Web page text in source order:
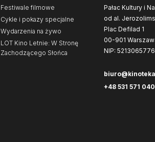
Festiwale filmowe
Cykle i pokazy specjalne
Wydarzenia na żywo
LOT Kino Letnie: W Stronę
Zachodzącego Słońca
Pałac Kultury i
od al.
Plac Defilad 1
00-901
NIP: 5213065776
+48 531 571 040